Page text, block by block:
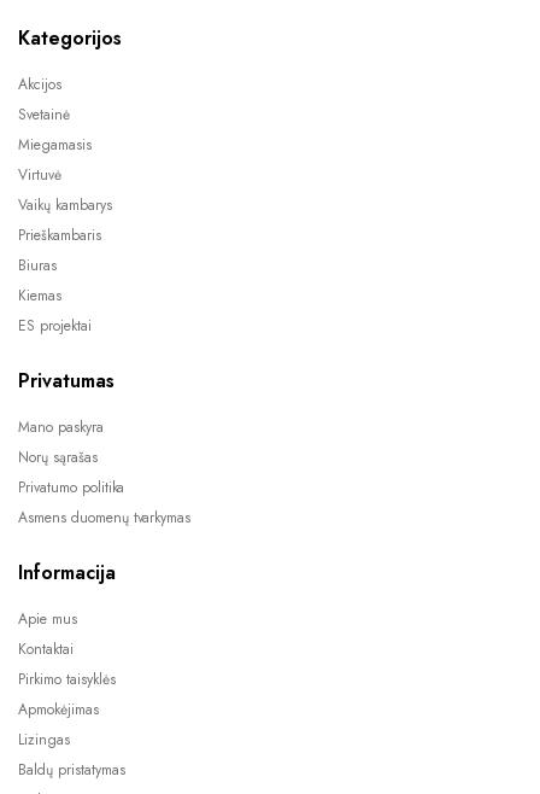
Kategorijos
Akcijos
Svetainė
Miegamasis
Virtuvė
Vaikų kambarys
Prieškambaris
Biuras
Kiemas
ES projektai
Privatumas
Mano paskyra
Norų sąrašas
Privatumo politika
Asmens duomenų tvarkymas
Informacija
Apie mus
Kontaktai
Pirkimo taisyklės
Apmokėjimas
Lizingas
Baldų pristatymas